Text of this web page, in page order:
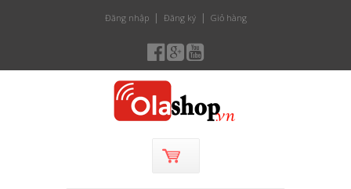
Đăng nhập Đăng ký Giỏ hàng